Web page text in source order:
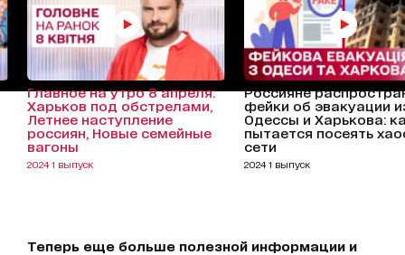
Главное на утро 8 апреля:
Харьков под обстрелами,
Летнее наступление
россиян, Новые семейные
вагоны
2024 1 выпуск
Россияне
фейки об эвакуации
Одессы и Харькова:
пытается посеять
сети
2024 1 выпуск
Теперь еще больше полезной информации и